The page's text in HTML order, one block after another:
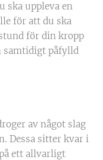
ska uppleva en
för att du ska
för din kropp
samtidigt påfylld
av något slag
Dessa sitter kvar i
ett allvarligt